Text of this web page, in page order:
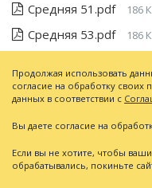
Средняя 51.pdf 186
Средняя 53.pdf 186
Фрунзе 31.pdf 186
Фрунзе 39.pdf 186
Продолжая использовать
согласие на обработку своих
данных в соответствии с
Вы даете согласие на
Если вы не хотите, чтобы
обрабатывались, покиньте